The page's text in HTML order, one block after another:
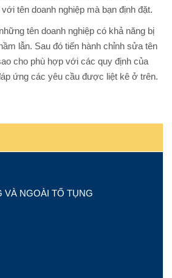
tên doanh nghiệp mà bạn định đặt.
tên doanh nghiệp có khả năng bị
lẫn. Sau đó tiến hành chỉnh sửa tên
cho phù hợp với các quy định của
ứng các yêu cầu được liệt kê ở trên.
VÀ NGOÀI TỐ TỤNG